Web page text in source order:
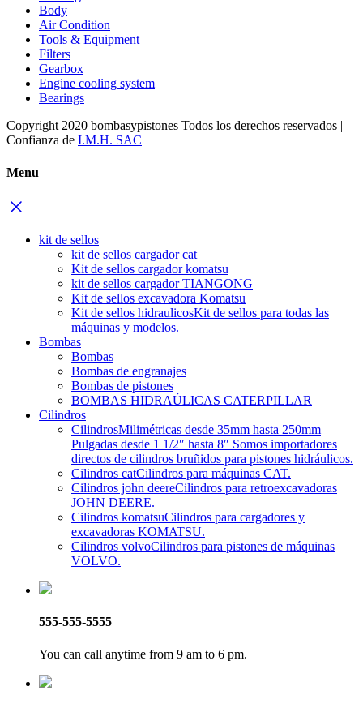
Body
Air Condition
Tools & Equipment
Filters
Gearbox
Engine cooling system
Bearings
Copyright 2020 bombasypistones Todos los derechos reservados |
Confianza de I.M.H. SAC
Menu
kit de sellos
kit de sellos cargador cat
Kit de sellos cargador komatsu
kit de sellos cargador TIANGONG
Kit de sellos excavadora Komatsu
Kit de sellos hidraulicosKit de sellos para todas las
máquinas y modelos.
Bombas
Bombas
Bombas de engranajes
Bombas de pistones
BOMBAS HIDRAÚLICAS CATERPILLAR
Cilindros
CilindrosMilimétricas desde 35mm hasta 250mm
Pulgadas desde 1 1/2″ hasta 8″ Somos importadores
directos de cilindros bruñidos para pistones hidráulicos.
Cilindros catCilindros para máquinas CAT.
Cilindros john deereCilindros para retroexcavadoras
JOHN DEERE.
Cilindros komatsuCilindros para cargadores y
excavadoras KOMATSU.
Cilindros volvoCilindros para pistones de máquinas
VOLVO.
555-555-5555
You can call anytime from 9 am to 6 pm.